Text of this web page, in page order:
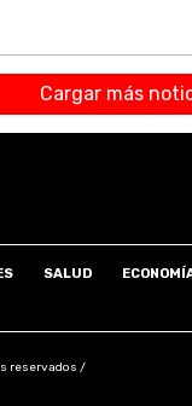
Cargar más
SALUD
reservados /